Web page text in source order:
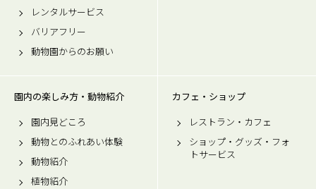
レンタルサービス
バリアフリー
動物園からのお願い
園内の楽しみ方・動物紹介
園内見どころ
動物とのふれあい体験
動物紹介
植物紹介
カフェ・ショップ
レストラン・カフェ
ショップ・グッズ・フォ
トサービス